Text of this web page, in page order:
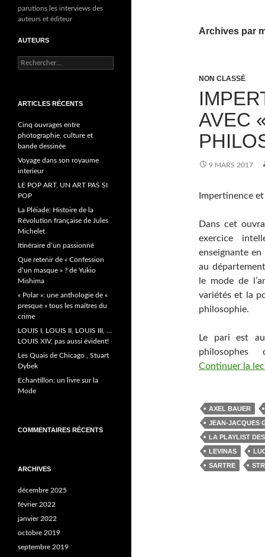
Archives par
NON CLASSÉ
AVEC
9 MARS 2017
Impertinence
Dans cet
exercice
enseignante
au
le mode de
variétés et la
philosophie.
Le pari est
Continuer la
AXEL BAUER
JEAN-JACQUES
LA PLAYLIST
LEVINAS
SARTRE
parutions les interviews des
auteurs et éditeur
AUTEURS
R
e
e
c
h
e
r
ARTICLES RÉCENTS
Cinq ouvrages entre
photographie, culture et
bande dessinée
Voyage dans son royaume
interieur
LE POP ART, UN ART PAS SI
POP
La Pléiade: Histoire de la
Révolution française de Jules
Michelet
Itinéraire d’un passionné
Que retenir de « Confession
d’un masque » ? de Yukio
Mishima
« Polar »: une anthologie de «
presque » tous les maîtres du
crime
LOUIS I, LOUIS II, LOUIS III, …
LOUIS XIV, pas aussi évident!
Les Quais de Chicago , Stuart
Dybek
Echantillon: un livre sur la
Mode
COMMENTAIRES RÉCENTS
ARCHIVES
décembre 2025
février 2022
janvier 2022
octobre 2019
septembre 2019